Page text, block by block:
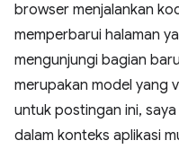
browser menjalankan
memperbarui halaman
mengunjungi bagian
merupakan model yang
untuk postingan ini,
dalam konteks aplikasi